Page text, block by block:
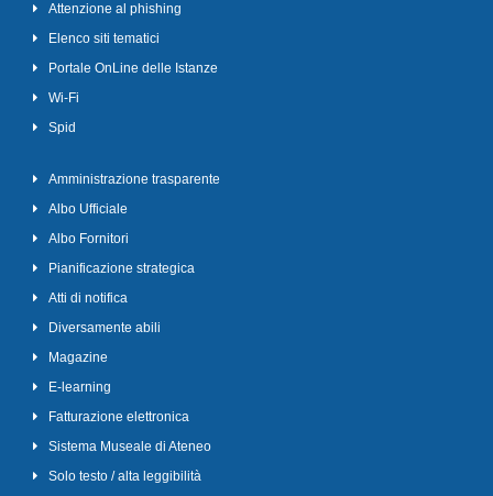
Attenzione al phishing
Elenco siti tematici
Portale OnLine delle Istanze
Wi-Fi
Spid
Amministrazione trasparente
Albo Ufficiale
Albo Fornitori
Pianificazione strategica
Atti di notifica
Diversamente abili
Magazine
E-learning
Fatturazione elettronica
Sistema Museale di Ateneo
Solo testo / alta leggibilità